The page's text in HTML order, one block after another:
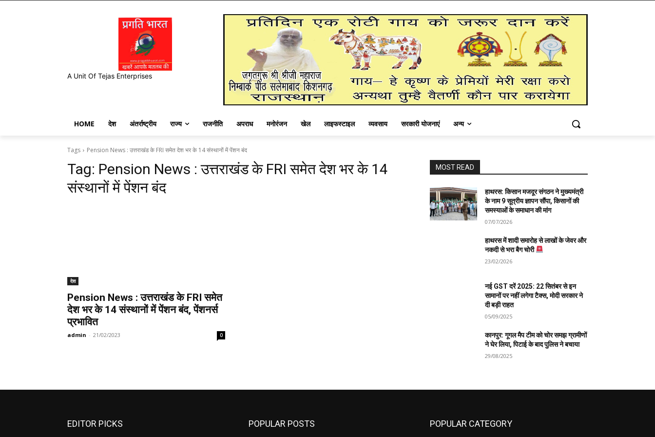
A Unit Of Tejas Enterprises
HOME देश अंतर्राष्ट्रीय राज्य राजनीति अपराध मनोरंजन खेल लाइफस्टाइल व्यवसाय सरकारी योजनाएं अन्य
Tags Pension News : उत्तराखंड के FRI समेत देश भर के 14 संस्थानों में पेंशन बंद
Tag: Pension News : उत्तराखंड के FRI समेत देश भर के 14
संस्थानों में पेंशन बंद
देश
Pension News : उत्तराखंड के FRI समेत
देश भर के 14 संस्थानों में पेंशन बंद, पेंशनर्स
प्रभावित
admin - 21/02/2023 0
MOST READ
हाथरस: किसान मजदूर संगठन ने मुख्यमंत्री
के नाम 9 सूत्रीय ज्ञापन सौंपा, किसानों की
समस्याओं के समाधान की मांग
07/07/2026
हाथरस में शादी समारोह से लाखों के जेवर और
नकदी से भरा बैग चोरी
23/02/2026
नई GST दरें 2025: 22 सितंबर से इन
सामानों पर नहीं लगेगा टैक्स, मोदी सरकार ने
दी बड़ी राहत
05/09/2025
कानपुर: गूगल मैप टीम को चोर समझ ग्रामीणों
ने घेर लिया, पिटाई के बाद पुलिस ने बचाया
29/08/2025
EDITOR PICKS POPULAR POSTS POPULAR CATEGORY